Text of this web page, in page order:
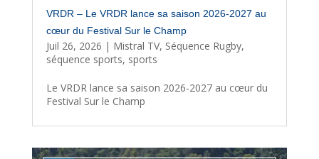
VRDR – Le VRDR lance sa saison 2026-2027 au
cœur du Festival Sur le Champ
Juil 26, 2026 | Mistral TV, Séquence Rugby,
séquence sports, sports
Le VRDR lance sa saison 2026-2027 au cœur du
Festival Sur le Champ